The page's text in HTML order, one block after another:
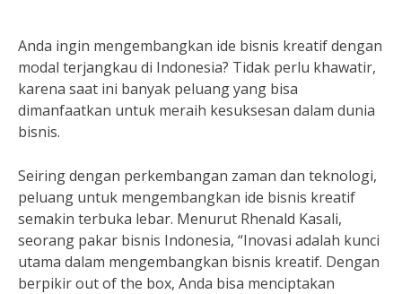
Anda ingin mengembangkan ide bisnis kreatif dengan
modal terjangkau di Indonesia? Tidak perlu khawatir,
karena saat ini banyak peluang yang bisa
dimanfaatkan untuk meraih kesuksesan dalam dunia
bisnis.
Seiring dengan perkembangan zaman dan teknologi,
peluang untuk mengembangkan ide bisnis kreatif
semakin terbuka lebar. Menurut Rhenald Kasali,
seorang pakar bisnis Indonesia, “Inovasi adalah kunci
utama dalam mengembangkan bisnis kreatif. Dengan
berpikir out of the box, Anda bisa menciptakan